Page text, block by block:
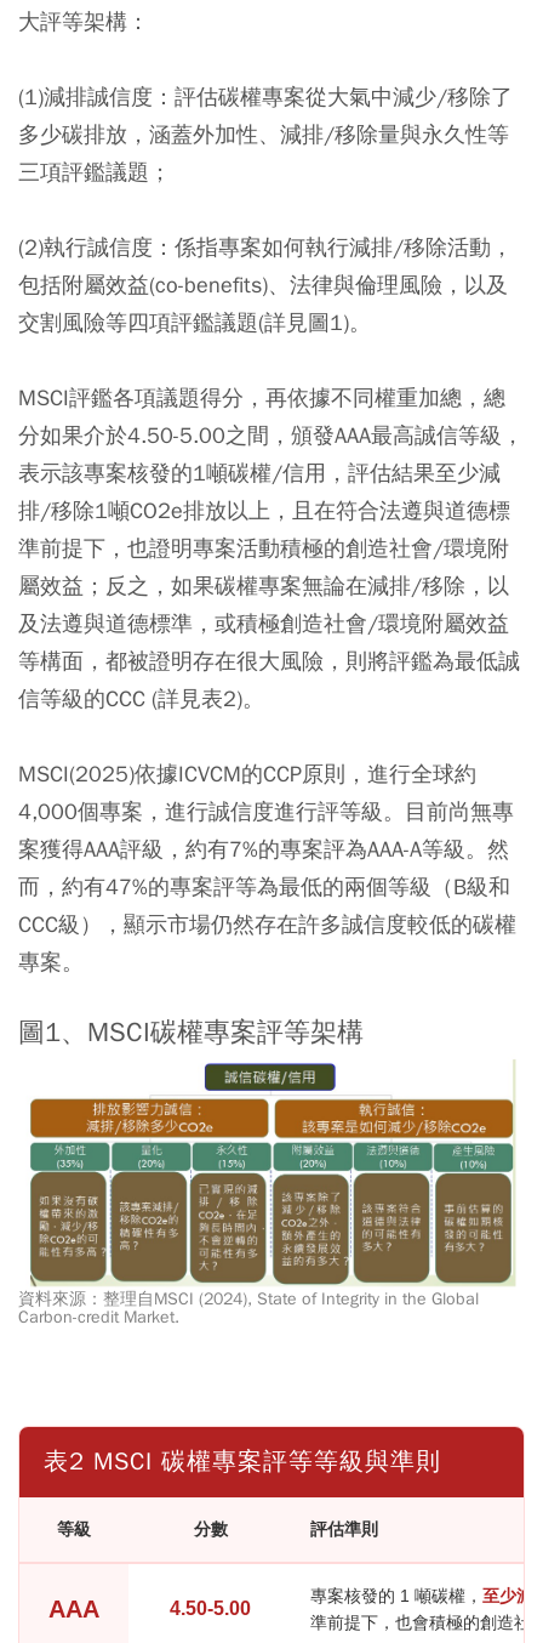
大評等架構：
(1)減排誠信度：評估碳權專案從大氣中減少/移除了
多少碳排放，涵蓋外加性、減排/移除量與永久性等
三項評鑑議題；
(2)執行誠信度：係指專案如何執行減排/移除活動，
包括附屬效益(co-benefits)、法律與倫理風險，以及
交割風險等四項評鑑議題(詳見圖1)。
MSCI評鑑各項議題得分，再依據不同權重加總，總
分如果介於4.50-5.00之間，頒發AAA最高誠信等級，
表示該專案核發的1噸碳權/信用，評估結果至少減
排/移除1噸CO2e排放以上，且在符合法遵與道德標
準前提下，也證明專案活動積極的創造社會/環境附
屬效益；反之，如果碳權專案無論在減排/移除，以
及法遵與道德標準，或積極創造社會/環境附屬效益
等構面，都被證明存在很大風險，則將評鑑為最低誠
信等級的CCC (詳見表2)。
MSCI(2025)依據ICVCM的CCP原則，進行全球約
4,000個專案，進行誠信度進行評等級。目前尚無專
案獲得AAA評級，約有7%的專案評為AAA-A等級。然
而，約有47%的專案評等為最低的兩個等級（B級和
CCC級），顯示市場仍然存在許多誠信度較低的碳權
專案。
圖1、MSCI碳權專案評等架構
資料來源：整理自MSCI (2024), State of Integrity in the Global
Carbon-credit Market.
表2 MSCI 碳權專案評等等級與準則
等級 分數 評估準則
AAA 4.50-5.00
專案核發的 1 噸碳權， 至少減
準前提下，也會積極的創造社